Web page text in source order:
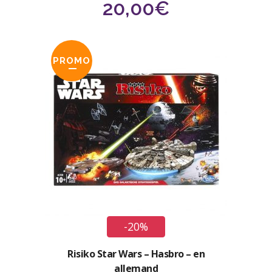
20,00€
PROMO
-20%
Risiko Star Wars – Hasbro – en
allemand